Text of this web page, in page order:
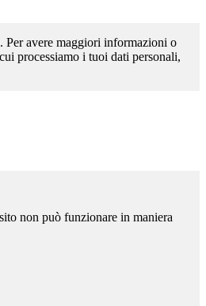
Per avere maggiori informazioni o
processiamo i tuoi dati personali,
non può funzionare in maniera